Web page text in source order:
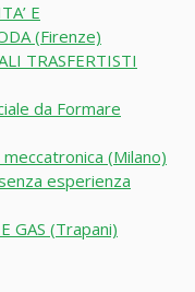
E
(Firenze)
TRASFERTISTI
da Formare
(Milano)
esperienza
GAS (Trapani)